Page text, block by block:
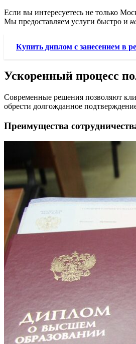
Если вы интересуетесь не только
Мы предоставляем услуги быстро и
Купить диплом с занесением в
Ускоренный процесс
Современные решения позволяют
обрести долгожданное
Преимущества